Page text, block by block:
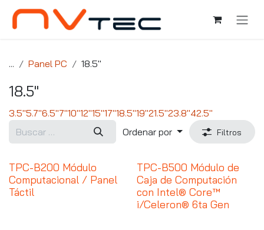
Ir al contenido
... Panel PC 18.5"
18.5"
3.5"5.7"6.5"7"10"12"15"17"18.5"19"21.5"23.8"42.5"
Ordenar por
Filtros
TPC-B200 Módulo
Computacional / Panel
Táctil
TPC-B500 Módulo de
Caja de Computación
con Intel® Core™
i/Celeron® 6ta Gen